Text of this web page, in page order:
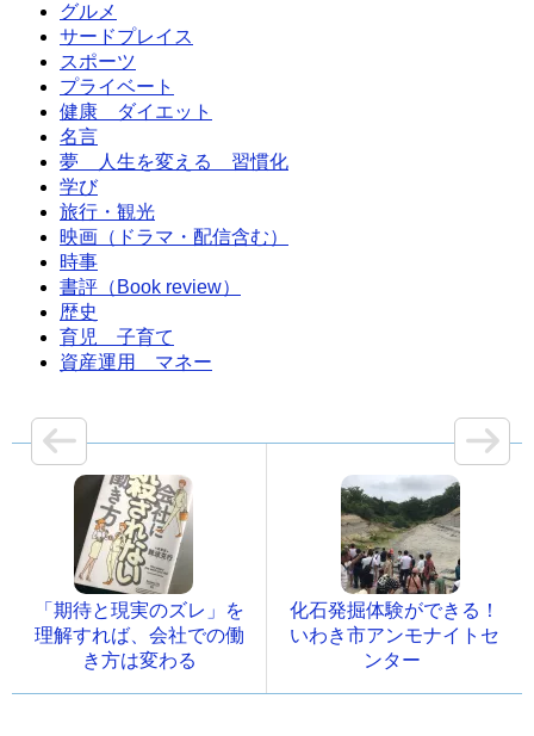
グルメ
サードプレイス
スポーツ
プライベート
健康 ダイエット
名言
夢 人生を変える 習慣化
学び
旅行・観光
映画（ドラマ・配信含む）
時事
書評（Book review）
歴史
育児 子育て
資産運用 マネー
「期待と現実のズレ」を
理解すれば、会社での働
き方は変わる
化石発掘体験ができる！
いわき市アンモナイトセ
ンター